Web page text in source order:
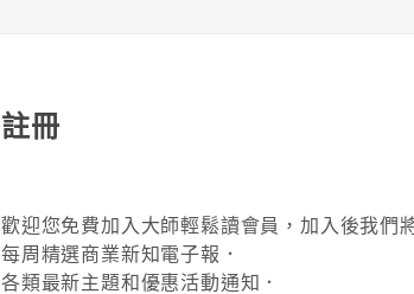
註冊
歡迎您免費加入大師輕鬆讀會員，加入後我們
每周精選商業新知電子報．
各類最新主題和優惠活動通知．